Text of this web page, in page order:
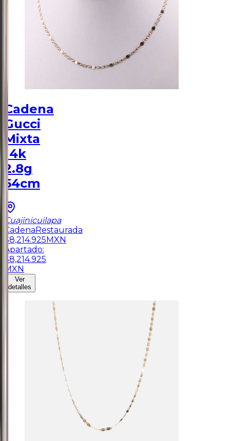
Cadena
Gucci
Mixta
14k
2.8g
54cm
Cuajinicuilapa
CadenaRestaurada
$8,214.925MXN
Apartado:
$8,214.925
MXN
Ver
detalles